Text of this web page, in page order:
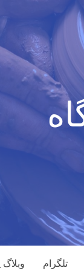
تلگرام